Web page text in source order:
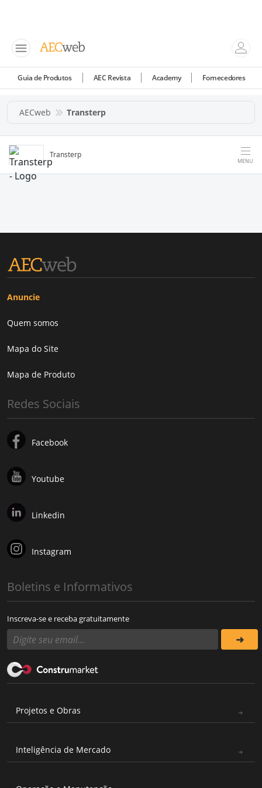
Guia de Produtos AEC Revista Academy Fornecedores
AECweb Transterp
Transterp
MENU
Anuncie
Quem somos
Mapa do Site
Mapa de Produto
Redes Sociais
Facebook
Youtube
Linkedin
Instagram
Boletins e Informativos
Inscreva-se e receba gratuitamente
Projetos e Obras
Inteligência de Mercado